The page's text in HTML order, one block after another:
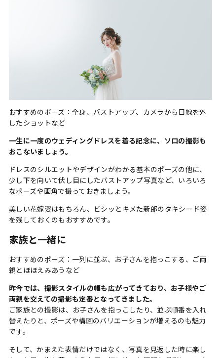
おすすめのポーズ：全身、バストアップ、カメラから目線を外
したショットなど
一生に一度のウェディングドレスを着る記念に、ソロの撮影も
おこないましょう。
ドレスのシルエットやデザインがわかる基本のポーズの他に、
少し下を向いて伏し目にしたバストアップ写真など、いろいろ
なポーズや画角で撮っておきましょう。
美しい花嫁姿はもちろん、ビシッとキメた新郎のタキシード姿
を残しておくのもおすすめです。
家族と一緒に
おすすめのポーズ：一列に並ぶ、お子さんを抱っこする、ご両
親とほほえみあうなど
昨今では、撮影スタイルの幅も広がってきており、お子様やご
両親を交えての撮影も定番となってきました。
ご家族との撮影は、お子さんを抱っこしたり、並ぶ順番を入れ
替えたりと、ポーズや構図のバリエーションが増えるのも魅力
です。
そして、かまえた表情だけではなく、写真を見返した時に楽し